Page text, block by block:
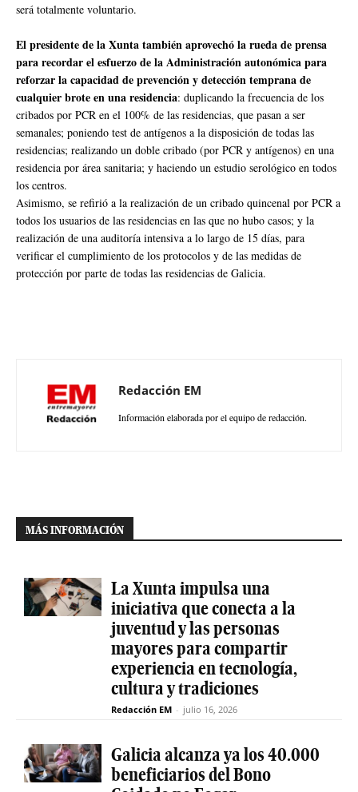
será totalmente voluntario.
El presidente de la Xunta también aprovechó la rueda de prensa
para recordar el esfuerzo de la Administración autonómica para
reforzar la capacidad de prevención y detección temprana de
cualquier brote en una residencia: duplicando la frecuencia de los
cribados por PCR en el 100% de las residencias, que pasan a ser
semanales; poniendo test de antígenos a la disposición de todas las
residencias; realizando un doble cribado (por PCR y antígenos) en una
residencia por área sanitaria; y haciendo un estudio serológico en todos
los centros.
Asimismo, se refirió a la realización de un cribado quincenal por PCR a
todos los usuarios de las residencias en las que no hubo casos; y la
realización de una auditoría intensiva a lo largo de 15 días, para
verificar el cumplimiento de los protocolos y de las medidas de
protección por parte de todas las residencias de Galicia.
Redacción EM
Información elaborada por el equipo de redacción.
MÁS INFORMACIÓN
La Xunta impulsa una
iniciativa que conecta a la
juventud y las personas
mayores para compartir
experiencia en tecnología,
cultura y tradiciones
Redacción EM - julio 16, 2026
Galicia alcanza ya los 40.000
beneficiarios del Bono